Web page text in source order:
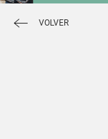
VOLVER